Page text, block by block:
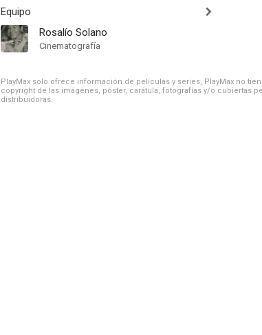
Equipo
Rosalío Solano
Cinematografía
PlayMax solo ofrece información de películas y series, PlayMax no
copyright de las imágenes, póster, carátula, fotografías y/o cubiertas
distribuidoras.